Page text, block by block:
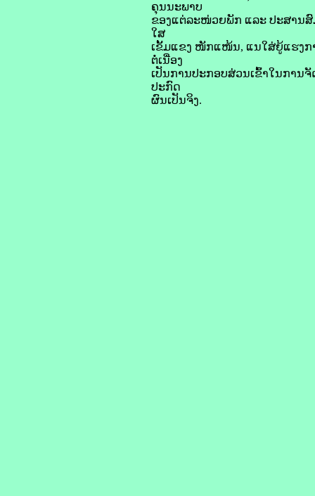
ຄຸນນະພາບ
ຂອງແຕ່ລະໜ່ວຍພັກ ແລະ ປະສານ
ໃສ
ເຂັ້ມແຂງ ໜັກແໜ້ນ, ແນໃສ່ຍູ້ແຮງ
ຕໍ່ເນື່ອງ
ເປັນການປະກອບສ່ວນເຂົ້າໃນການ
ປະກົດ
ຜົນເປັນຈິງ.